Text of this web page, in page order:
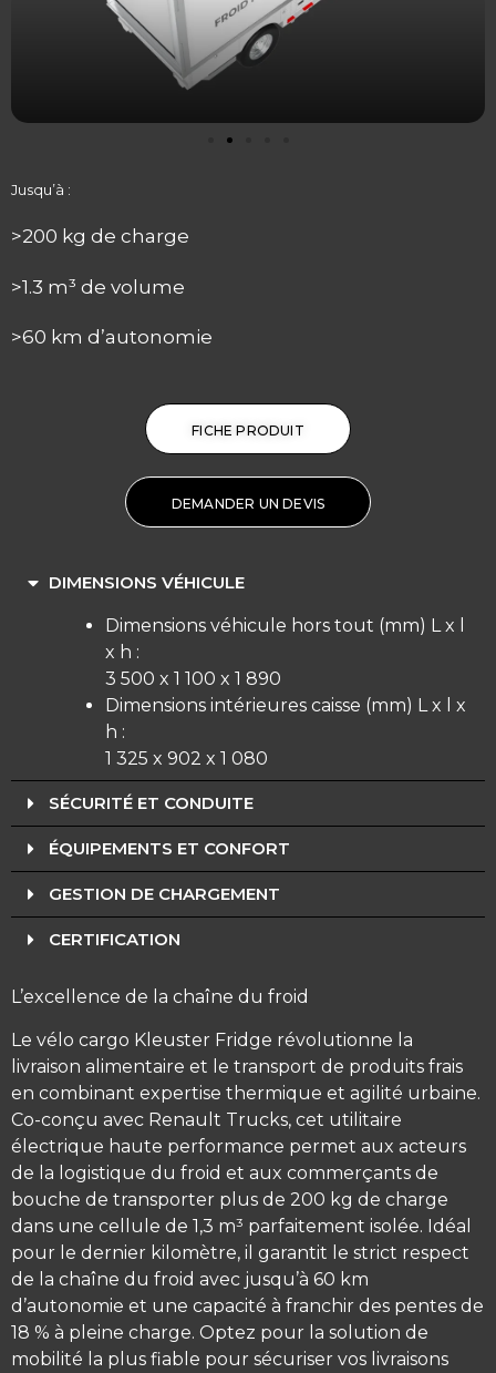
Jusqu’à :
>200 kg de charge
>1.3 m³ de volume
>60 km d’autonomie
FICHE PRODUIT
DEMANDER UN DEVIS
DIMENSIONS VÉHICULE
Dimensions véhicule hors tout (mm) L x l
x h :
3 500 x 1 100 x 1 890
Dimensions intérieures caisse (mm) L x l x
h :
1 325 x 902 x 1 080
SÉCURITÉ ET CONDUITE
ÉQUIPEMENTS ET CONFORT
GESTION DE CHARGEMENT
CERTIFICATION
L’excellence de la chaîne du froid
Le vélo cargo Kleuster Fridge révolutionne la
livraison alimentaire et le transport de produits frais
en combinant expertise thermique et agilité urbaine.
Co-conçu avec Renault Trucks, cet utilitaire
électrique haute performance permet aux acteurs
de la logistique du froid et aux commerçants de
bouche de transporter plus de 200 kg de charge
dans une cellule de 1,3 m³ parfaitement isolée. Idéal
pour le dernier kilomètre, il garantit le strict respect
de la chaîne du froid avec jusqu’à 60 km
d’autonomie et une capacité à franchir des pentes de
18 % à pleine charge. Optez pour la solution de
mobilité la plus fiable pour sécuriser vos livraisons